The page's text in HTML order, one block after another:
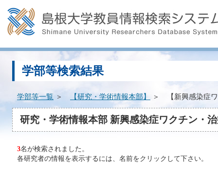
学部等検索結果
学部等一覧 ＞ 【研究・学術情報本部】 ＞ 【新興感染症
研究・学術情報本部 新興感染症ワクチン・
3名が検索されました。
各研究者の情報を表示するには、名前をクリックして下さい。